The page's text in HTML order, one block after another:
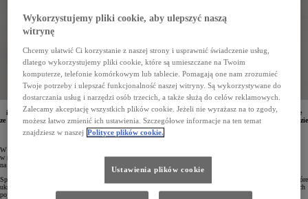
W tegorocznym rankingu Intellectual Property Owners Association Toyota zajęła czwarte miejsce
i pierwsze w branży motoryzacyjnej. Toyota od 9 lat zgłasza najwięcej patentów na nowe technologie
ze wszystkich producentów samochodów w USA. W 2022 roku zarejestrowała w amerykańskim urzędzie
patentowym 3056 wniosków. Ponad połowa przyznanych patentów dotyczyło technologii, które
ukształtują przyszłość motoryzacji.
W 2022 roku Toyota zarejestrowała w amerykańskim urzędzie patentowym 3056 wniosków, o 303 więcej niż
w roku ubiegłym. To sprawiło, że japoński koncern awansował w ogólnym rankingu firm wszystkich branż
na czwarte miejsce, najwyższe w dotychczasowej historii.
Spośród wszystkich zgłoszonych w 2022 roku patentów prawie połowa dotyczyła technologii przyszłości, które
ukształtują motoryzację w nadchodzących dekadach. 26% z nich to rozwiązania z dziedziny zelektryfikowanych
pojazdów, baterii i materiałów, a 14% koncentruje się na automatyzacji i bezpieczeństwie.
Wykorzystujemy pliki cookie, aby ulepszyć naszą
witrynę
Chcemy ułatwić Ci korzystanie z naszej strony i usprawnić świadczenie usług,
dlatego wykorzystujemy pliki cookie, które są umieszczane na Twoim
komputerze, telefonie komórkowym lub tablecie. Pomagają one nam zrozumieć
Twoje potrzeby i ulepszać funkcjonalność naszej witryny. Są wykorzystywane do
dostarczania usług i narzędzi osób trzecich, a także służą do celów reklamowych.
Zalecamy akceptację wszystkich plików cookie. Jeżeli nie wyrażasz na to zgody,
możesz łatwo zmienić ich ustawienia. Szczegółowe informacje na ten temat
znajdziesz w naszej Polityce plików cookie.
Ustawienia plików cookie